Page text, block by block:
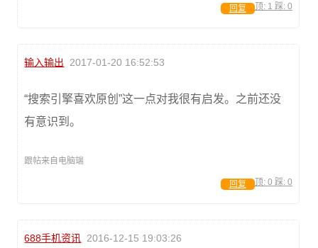
顶: 1 踩: 0
回复
输入输出 2017-01-20 16:52:53
“搜索引擎喜欢原创”这一点对我很有启发。之前还没
有意识到。
跟帖来自电脑端
顶: 0 踩: 0
回复
688手机资讯 2016-12-15 19:03:26